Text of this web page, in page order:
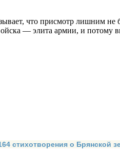
что присмотр лишним не
— элита армии, и потому
стихотворения о Брянской